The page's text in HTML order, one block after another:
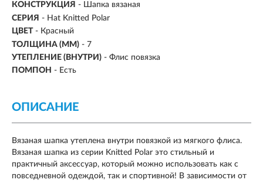
КОНСТРУКЦИЯ - Шапка вязаная
СЕРИЯ - Hat Knitted Polar
ЦВЕТ - Красный
ТОЛЩИНА (ММ) - 7
УТЕПЛЕНИЕ (ВНУТРИ) - Флис повязка
ПОМПОН - Есть
ОПИСАНИЕ
Вязаная шапка утеплена внутри повязкой из мягкого флиса.
Вязаная шапка из серии Knitted Polar это стильный и
практичный аксессуар, который можно использовать как с
повседневной одеждой, так и спортивной! В зависимости от